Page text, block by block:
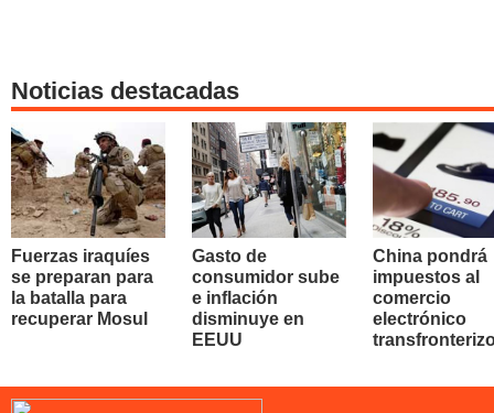
Noticias destacadas
Fuerzas iraquíes
se preparan para
la batalla para
recuperar Mosul
Gasto de
consumidor sube
e inflación
disminuye en
EEUU
China pondrá
impuestos al
comercio
electrónico